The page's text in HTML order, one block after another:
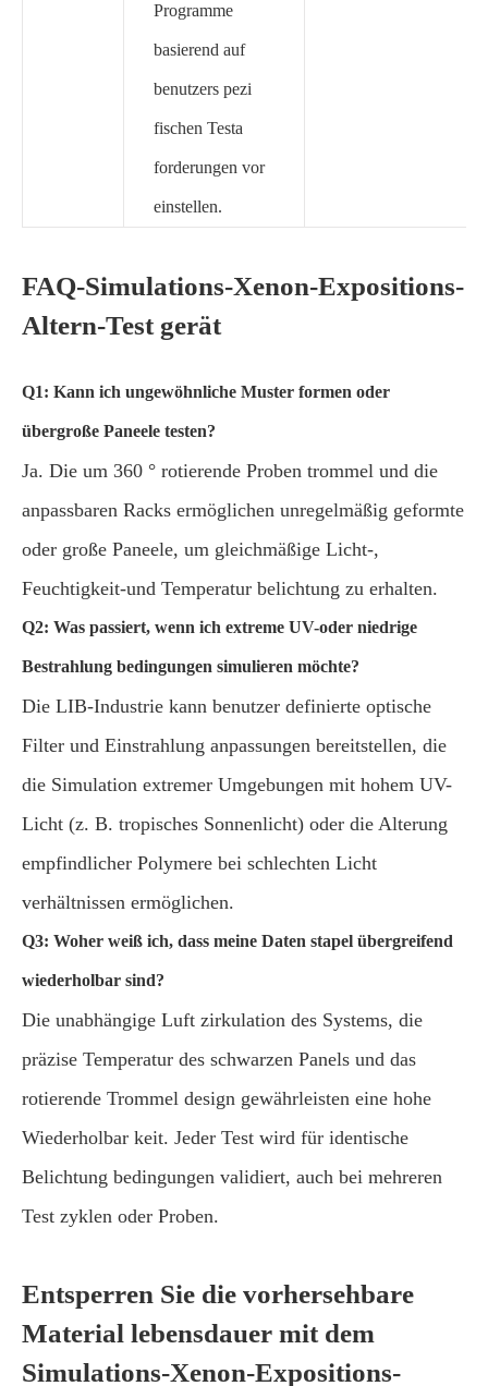
Programme
basierend auf
benutzers pezi
fischen Testa
forderungen vor
einstellen.
FAQ-Simulations-Xenon-Expositions-
Altern-Test gerät
Q1: Kann ich ungewöhnliche Muster formen oder
übergroße Paneele testen?
Ja. Die um 360 ° rotierende Proben trommel und die
anpassbaren Racks ermöglichen unregelmäßig geformte
oder große Paneele, um gleichmäßige Licht-,
Feuchtigkeit-und Temperatur belichtung zu erhalten.
Q2: Was passiert, wenn ich extreme UV-oder niedrige
Bestrahlung bedingungen simulieren möchte?
Die LIB-Industrie kann benutzer definierte optische
Filter und Einstrahlung anpassungen bereitstellen, die
die Simulation extremer Umgebungen mit hohem UV-
Licht (z. B. tropisches Sonnenlicht) oder die Alterung
empfindlicher Polymere bei schlechten Licht
verhältnissen ermöglichen.
Q3: Woher weiß ich, dass meine Daten stapel übergreifend
wiederholbar sind?
Die unabhängige Luft zirkulation des Systems, die
präzise Temperatur des schwarzen Panels und das
rotierende Trommel design gewährleisten eine hohe
Wiederholbar keit. Jeder Test wird für identische
Belichtung bedingungen validiert, auch bei mehreren
Test zyklen oder Proben.
Entsperren Sie die vorhersehbare
Material lebensdauer mit dem
Simulations-Xenon-Expositions-